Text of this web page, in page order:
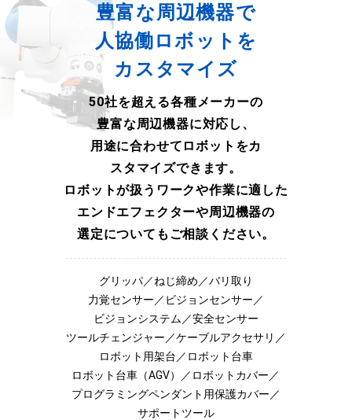
豊富な周辺機器で
人協働ロボットを
カスタマイズ
50社を超える各種メーカーの
豊富な周辺機器に対応し、
用途に合わせてロボットをカ
スタマイズできます。
ロボットが扱うワークや作業に適した
エンドエフェクターや周辺機器の
選定についてもご相談ください。
グリッパ／ねじ締め／バリ取り
力覚センサー／ビジョンセンサー／
ビジョンシステム／安全センサー
ツールチェンジャー／ケーブルアクセサリ／
ロボット用架台／ロボット台車
ロボット台車（AGV）／ロボットカバー／
プログラミングペンダント用保護カバー／
サポートツール